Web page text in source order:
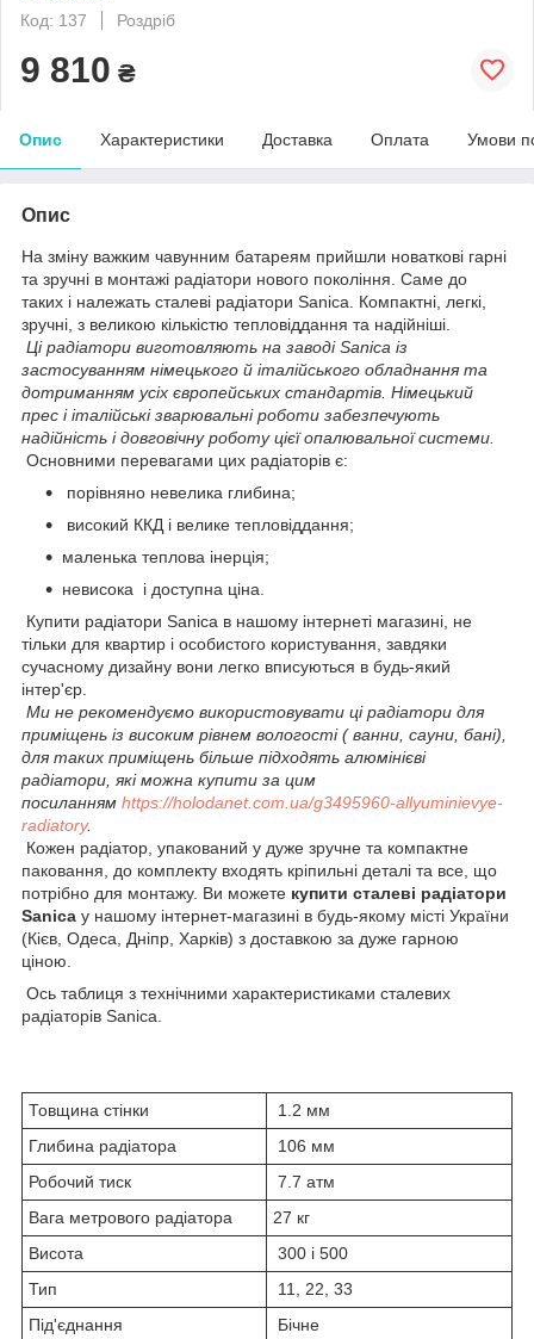
Код: 137
Роздріб
9 810 ₴
Опис Характеристики Доставка Оплата Умови
Опис
На зміну важким чавунним батареям прийшли новаткові гарні
та зручні в монтажі радіатори нового покоління. Саме до
таких і належать сталеві радіатори Sanica. Компактні, легкі,
зручні, з великою кількістю тепловіддання та надійніші.
Ці радіатори виготовляють на заводі Sanica із
застосуванням німецького й італійського обладнання та
дотриманням усіх європейських стандартів. Німецький
прес і італійські зварювальні роботи забезпечують
надійність і довговічну роботу цієї опалювальної системи.
Основними перевагами цих радіаторів є:
порівняно невелика глибина;
високий ККД і велике тепловіддання;
маленька теплова інерція;
невисока і доступна ціна.
Купити радіатори Sanica в нашому інтернеті магазині, не
тільки для квартир і особистого користування, завдяки
сучасному дизайну вони легко вписуються в будь-який
інтер'єр.
Ми не рекомендуємо використовувати ці радіатори для
приміщень із високим рівнем вологості ( ванни, сауни, бані),
для таких приміщень більше підходять алюмінієві
радіатори, які можна купити за цим
посиланням https://holodanet.com.ua/g3495960-allyuminievye-
radiatory.
Кожен радіатор, упакований у дуже зручне та компактне
паковання, до комплекту входять кріпильні деталі та все, що
потрібно для монтажу. Ви можете купити сталеві радіатори
Sanica у нашому інтернет-магазині в будь-якому місті України
(Кієв, Одеса, Дніпр, Харків) з доставкою за дуже гарною
ціною.
Ось таблиця з технічними характеристиками сталевих
радіаторів Sanica.
Товщина стінки
1.2 мм
Глибина радіатора
106 мм
Робочий тиск
7.7 атм
Вага метрового радіатора
27 кг
Висота
300 і 500
Тип
11, 22, 33
Під'єднання
Бічне